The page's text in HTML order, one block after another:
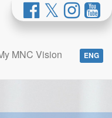
MNC Vision ENG